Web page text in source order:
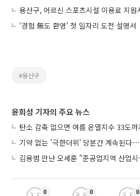
‘경험 無도 환영’ 첫 일자리 도전 설명서
#용산구
윤희성 기자의 주요 뉴스
0 0 0